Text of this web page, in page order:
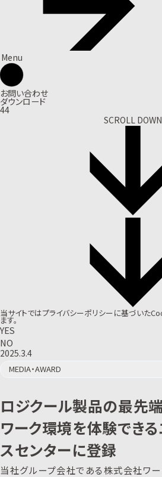
Menu
お問い合わせ
ダウンロード
44
SCROLL DOWN
当サイトではプライバシーポリシーに基づいた
ます。
YES
NO
2025.3.4
MEDIA・AWARD
ロジクール製品の最先
ワーク環境を体験でき
スセンターに登録
当社グループ会社である株式会社ワ